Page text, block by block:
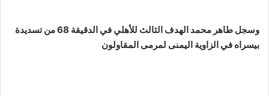
وسجل طاهر محمد الهدف الثالث للأهلي في الدقيقة 68 من تسديدة
بيسراه في الزاوية اليمنى لمرمى المقاولون